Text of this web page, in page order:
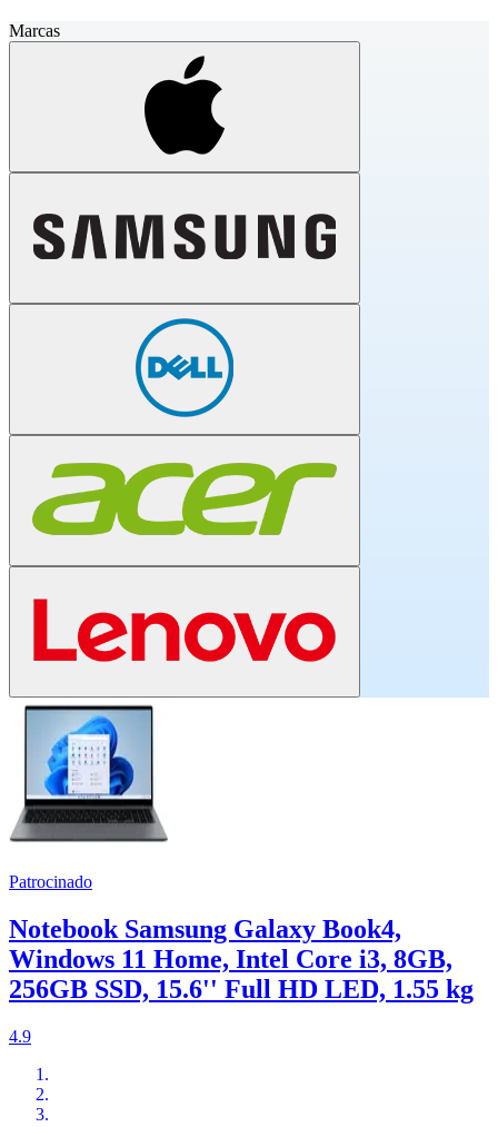
Marcas
Patrocinado
Notebook Samsung Galaxy Book4,
Windows 11 Home, Intel Core i3, 8GB,
256GB SSD, 15.6'' Full HD LED, 1.55 kg
4.9